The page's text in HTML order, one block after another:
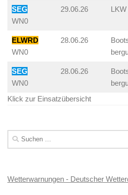
SEG
WN0
29.06.26
ELWRD
WN0
28.06.26
SEG
WN0
28.06.26
Klick zur Einsatzübersicht
Suchen
nach:
Wetterwarnungen - Deutscher